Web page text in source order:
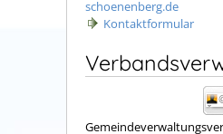
schoenenberg.de
Kontaktformular